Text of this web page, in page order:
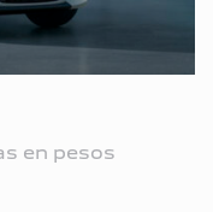
en pesos